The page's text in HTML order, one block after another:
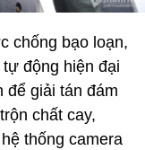
chống bạo loạn,
động hiện đại
giải tán đám
chất cay,
thống camera